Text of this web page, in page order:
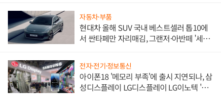
자동차·부품
현대차 올해 SUV 국내 베스트셀러 톱10에
서 싼타페만 자리매김, 그랜저·아반떼 '세단
전자·전기·정보통신
아이폰18 '메모리 부족'에 출시 지연되나, 삼
성디스플레이 LG디스플레이 LG이노텍 '탈